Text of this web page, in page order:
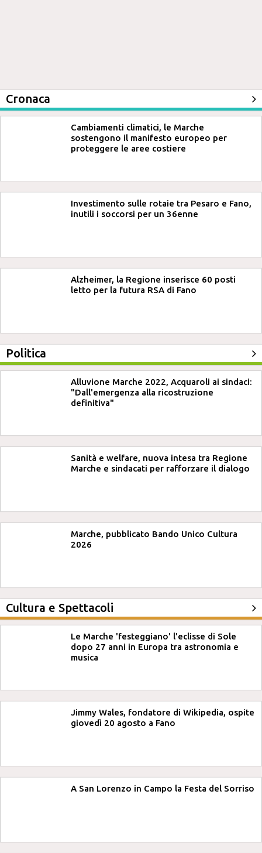
Cronaca
Cambiamenti climatici, le Marche
sostengono il manifesto europeo per
proteggere le aree costiere
Investimento sulle rotaie tra Pesaro e Fano,
inutili i soccorsi per un 36enne
Alzheimer, la Regione inserisce 60 posti
letto per la futura RSA di Fano
Politica
Alluvione Marche 2022, Acquaroli ai sindaci:
"Dall'emergenza alla ricostruzione
definitiva"
Sanità e welfare, nuova intesa tra Regione
Marche e sindacati per rafforzare il dialogo
Marche, pubblicato Bando Unico Cultura
2026
Cultura e Spettacoli
Le Marche 'festeggiano' l'eclisse di Sole
dopo 27 anni in Europa tra astronomia e
musica
Jimmy Wales, fondatore di Wikipedia, ospite
giovedì 20 agosto a Fano
A San Lorenzo in Campo la Festa del Sorriso